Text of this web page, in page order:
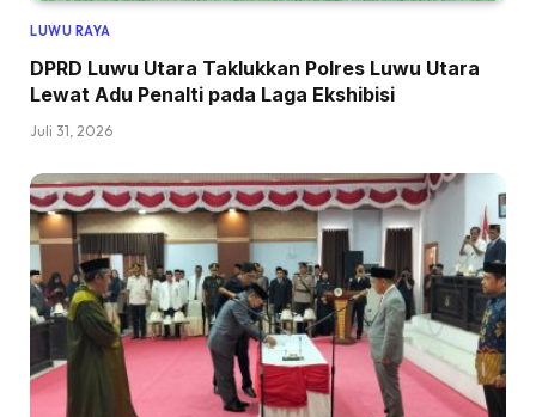
LUWU RAYA
DPRD Luwu Utara Taklukkan Polres Luwu Utara
Lewat Adu Penalti pada Laga Ekshibisi
Juli 31, 2026